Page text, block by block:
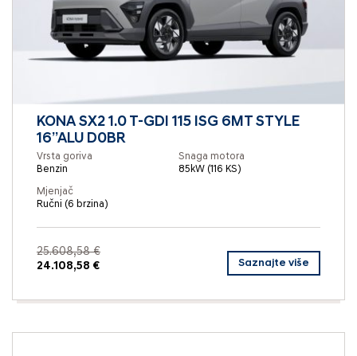
KONA SX2 1.0 T-GDI 115 ISG 6MT STYLE
16”ALU D0BR
Vrsta goriva
Benzin
Snaga motora
85kW (116 KS)
Mjenjač
Ručni (6 brzina)
25.608,58 €
24.108,58 €
Saznajte više